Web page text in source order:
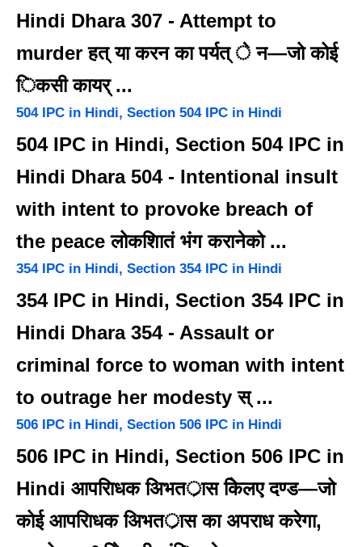
Hindi Dhara 307 - Attempt to
murder हत् या करन का पर्यत् े न—जो कोई
िकसी कायर् ...
504 IPC in Hindi, Section 504 IPC in Hindi
504 IPC in Hindi, Section 504 IPC in
Hindi Dhara 504 - Intentional insult
with intent to provoke breach of
the peace लोकशाितं भंग करानेको ...
354 IPC in Hindi, Section 354 IPC in Hindi
354 IPC in Hindi, Section 354 IPC in
Hindi Dhara 354 - Assault or
criminal force to woman with intent
to outrage her modesty स् ...
506 IPC in Hindi, Section 506 IPC in Hindi
506 IPC in Hindi, Section 506 IPC in
Hindi आपरािधक अिभतर्ास केिलए दण्ड—जो
कोई आपरािधक अिभतर्ास का अपराध करेगा,